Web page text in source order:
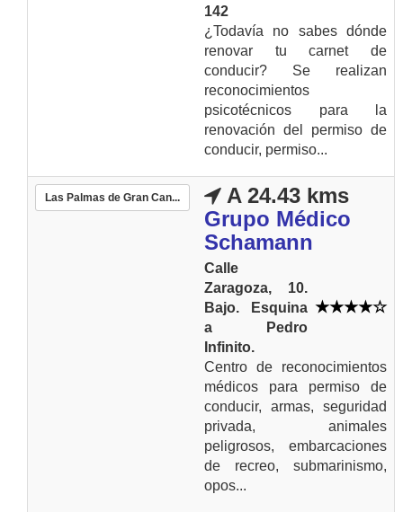
142
¿Todavía no sabes dónde
renovar tu carnet de
conducir? Se realizan
reconocimientos
psicotécnicos para la
renovación del permiso de
conducir, permiso...
Las Palmas de Gran Can...
A 24.43 kms
Grupo Médico
Schamann
Calle
Zaragoza, 10.
Bajo. Esquina
a Pedro
Infinito.
Centro de reconocimientos
médicos para permiso de
conducir, armas, seguridad
privada, animales
peligrosos, embarcaciones
de recreo, submarinismo,
opos...